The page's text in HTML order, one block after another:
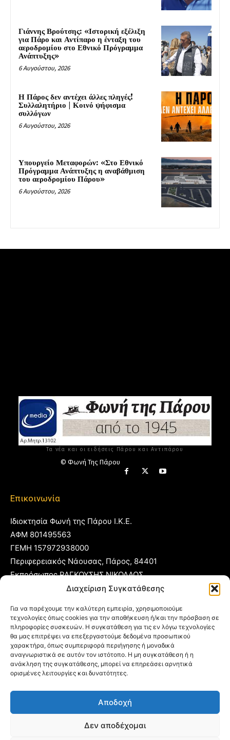
Διαχείριση Συγκατάθεσης
Για να παρέχουμε την καλύτερη εμπειρία, χρησιμοποιούμε
τεχνολογίες όπως cookies για την αποθήκευση ή/και την πρόσβαση σε
πληροφορίες συσκευών. Η συγκατάθεση για τις εν λόγω τεχνολογίες
θα μας επιτρέψει να επεξεργαστούμε δεδομένα προσωπικού
χαρακτήρα, όπως συμπεριφορά περιήγησης ή μοναδικά
αναγνωριστικά σε αυτόν τον ιστότοπο. Η μη συγκατάθεση ή η
ανάκληση της συγκατάθεσης, μπορεί να επηρεάσει αρνητικά
ορισμένες λειτουργίες και δυνατότητες.
Αποδοχή
Δεν αποδέχομαι
Γιάννης Βρούτσης: «Ιστορική εξέλιξη
για Πάρο και Αντίπαρο η ένταξη του
αεροδρομίου στο Εθνικό Πρόγραμμα
Ανάπτυξης»
6 Αυγούστου, 2026
Η Πάρος δεν αντέχει άλλες πληγές!
Συλλαλητήριο | Κοινό ψήφισμα
συλλόγων
6 Αυγούστου, 2026
Υπουργείο Μεταφορών: «Στο Εθνικό
Πρόγραμμα Ανάπτυξης η αναβάθμιση
του αεροδρομίου Πάρου»
6 Αυγούστου, 2026
Τα νέα και οι ειδήσεις Πάρου και Αντιπάρου
© Φωνή Της Πάρου
Επικοινωνία
Ιδιοκτησία Φωνή της Πάρου Ι.Κ.Ε.
ΑΦΜ 801495563
ΓΕΜΗ 157972938000
Περιφερειακός Νάουσας, Πάρος, 84401
Εκπρόσωπος ΡΑΓΚΟΥΣΗΣ ΝΙΚΟΛΑΟΣ
Κ:6977 248885
E:foni@typoparos.gr(για αγγελίες:sales@typoparos.gr)
Πολιτική απορρήτου & Cookies